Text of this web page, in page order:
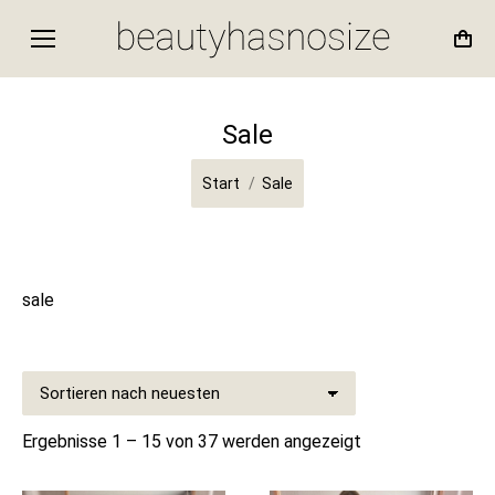
Sale
Sie befinden sich hier:
Start Sale
sale
Ergebnisse 1 – 15 von 37 werden angezeigt